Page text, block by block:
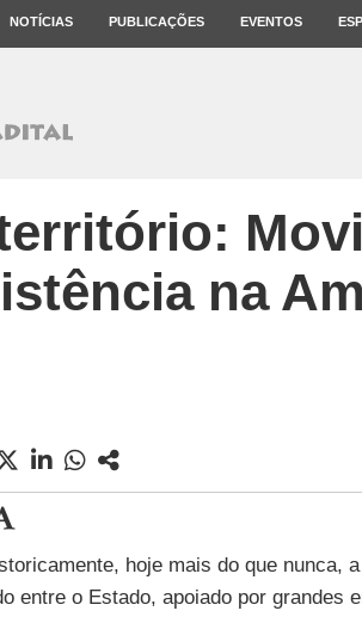
NOTÍCIAS PUBLICAÇÕES EVENTOS
na
hoje mais do que nunca,
entre o Estado, apoiado por grandes